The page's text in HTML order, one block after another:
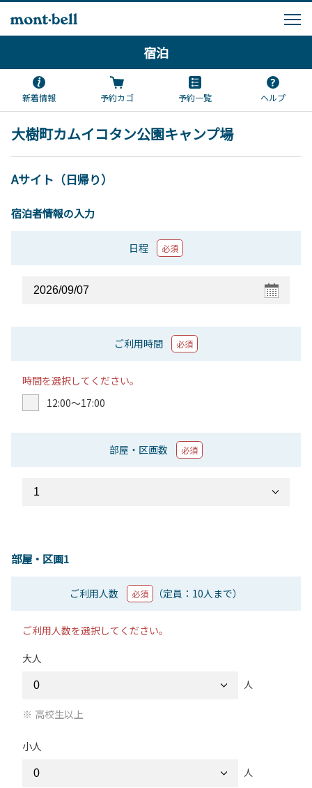
宿泊
新着情報 予約カゴ 予約一覧 ヘルプ
大樹町カムイコタン公園キャンプ場
Aサイト（日帰り）
宿泊者情報の入力
日程 必須
ご利用時間 必須
時間を選択してください。
12:00〜17:00
部屋・区画数 必須
部屋・区画1
ご利用人数 必須 （定員：10人まで）
ご利用人数を選択してください。
大人
人
高校生以上
小人
人